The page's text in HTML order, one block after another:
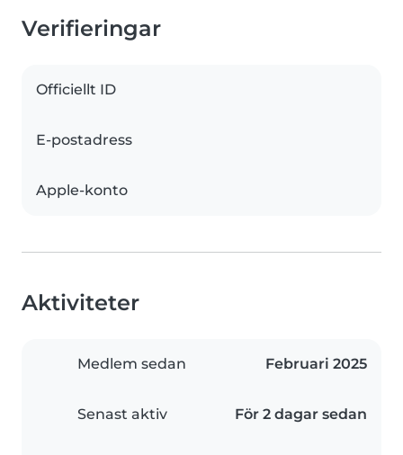
Verifieringar
Officiellt ID
E-postadress
Apple-konto
Aktiviteter
Medlem sedan Februari 2025
Senast aktiv För 2 dagar sedan